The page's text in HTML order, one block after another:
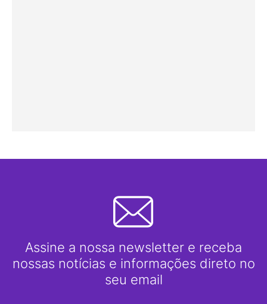
Assine a nossa newsletter e receba
nossas notícias e informações direto no
seu email